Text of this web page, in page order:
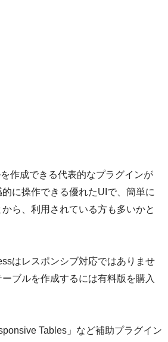
作成できる代表的なプラグインが
的に操作できる優れたUIで、簡単に
ら、利用されている方も多いかと
はレスポンシブ対応ではありませ
ブルを作成するには有料版を購入
Tables」など補助プラグイン